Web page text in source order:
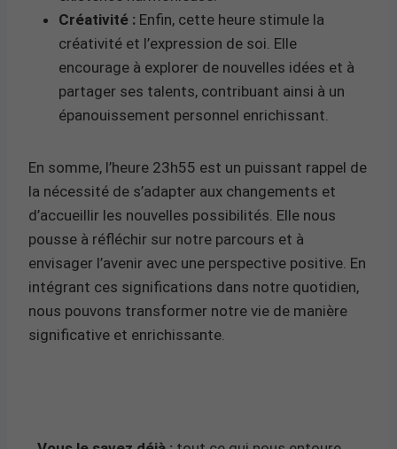
Créativité : Enfin, cette heure stimule la
créativité et l’expression de soi. Elle
encourage à explorer de nouvelles idées et à
partager ses talents, contribuant ainsi à un
épanouissement personnel enrichissant.
En somme, l’heure 23h55 est un puissant rappel de
la nécessité de s’adapter aux changements et
d’accueillir les nouvelles possibilités. Elle nous
pousse à réfléchir sur notre parcours et à
envisager l’avenir avec une perspective positive. En
intégrant ces significations dans notre quotidien,
nous pouvons transformer notre vie de manière
significative et enrichissante.